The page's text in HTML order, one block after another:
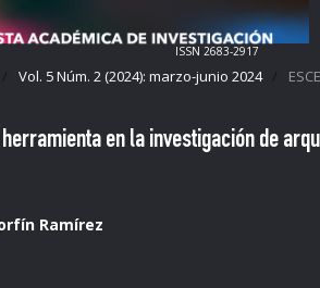
ISSN 2683-2917
/ Vol. 5 Núm. 2 (2024): marzo-junio 2024 /
en la investigación de
Ramírez